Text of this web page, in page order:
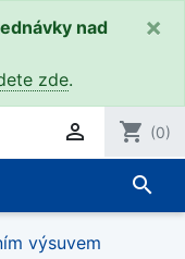
nad
zde.
×
 shopping_cart (0)
search
výsuvem